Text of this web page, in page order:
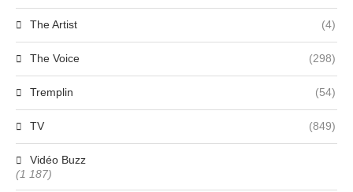
The Artist (4)
The Voice (298)
Tremplin (54)
TV (849)
Vidéo Buzz
(1 187)